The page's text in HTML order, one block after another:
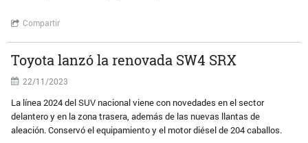
Compartir
Toyota lanzó la renovada SW4 SRX
22/11/2023
La línea 2024 del SUV nacional viene con novedades en el sector
delantero y en la zona trasera, además de las nuevas llantas de
aleación. Conservó el equipamiento y el motor diésel de 204 caballos.